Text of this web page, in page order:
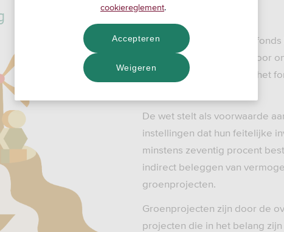
Het ASN
‘groene instelling’. Daardoor
particuliere beleggers in het
De wet stelt als voorwaarde
instellingen dat hun feitelijke
minstens zeventig procent
indirect beleggen van
groenprojecten.
Groenprojecten zijn door de
projecten die in het belang zijn
cookiereglement.
Weigeren
Accepteren